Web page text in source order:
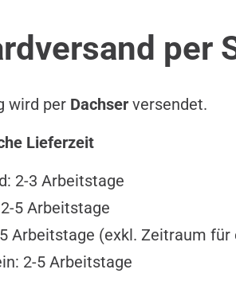
per
wird per Dachser versendet.
Lieferzeit
2-3 Arbeitstage
5 Arbeitstage
Arbeitstage (exkl. Zeitraum
2-5 Arbeitstage